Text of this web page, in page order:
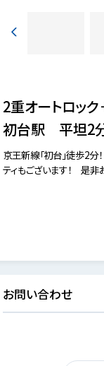
2重オートロッ
初台駅 平坦2
京王新線「初台」徒歩2
ティもございます！ 是非
お問い合わせ